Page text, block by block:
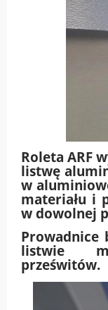
Roleta ARF
listwę
w
materiału i
w dowolnej
Prowadnice
listwie
prześwitów.